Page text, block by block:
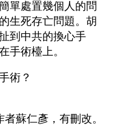
單處置幾個人的問
生死存亡問題。胡
到中共的換心手
手術檯上。
術？
蘇仁彥，有刪改。